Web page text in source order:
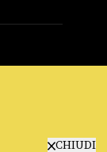
CHIUDI